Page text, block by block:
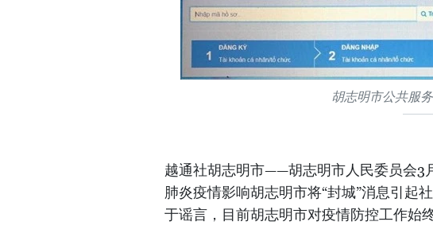
胡志明市公共服
越通社胡志明市——胡志明市人民委员会3
肺炎疫情影响胡志明市将“封城”消息引起
于谣言，目前胡志明市对疫情防控工作始